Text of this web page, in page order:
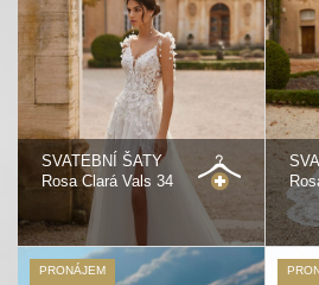
SVATEBNÍ ŠATY
Rosa Clará Vals 34
PRONÁJEM